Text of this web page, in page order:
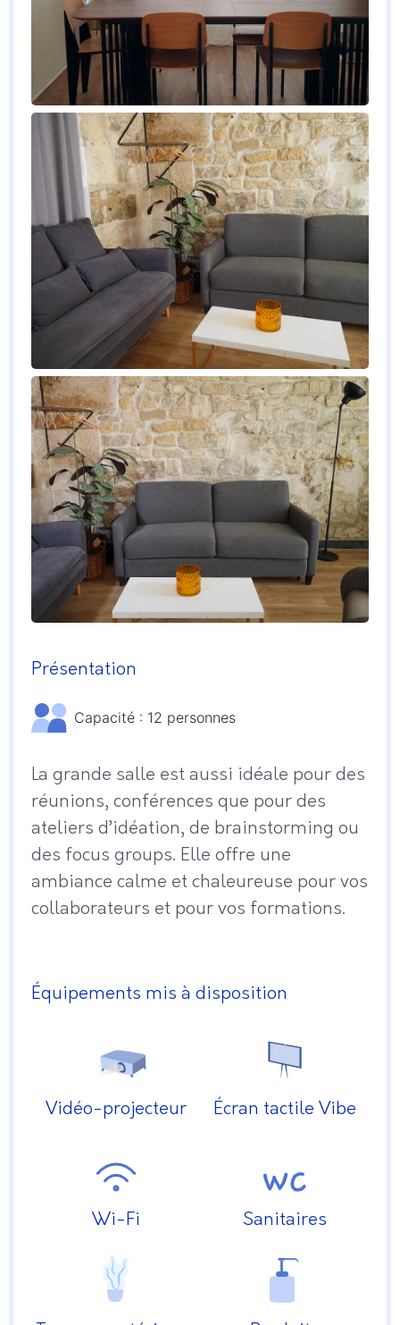
Présentation
Capacité : 12 personnes
La grande salle est aussi idéale pour des
réunions, conférences que pour des
ateliers d’idéation, de brainstorming ou
des focus groups. Elle offre une
ambiance calme et chaleureuse pour vos
collaborateurs et pour vos formations.
Équipements mis à disposition
Vidéo-projecteur Écran tactile Vibe
Wi-Fi Sanitaires